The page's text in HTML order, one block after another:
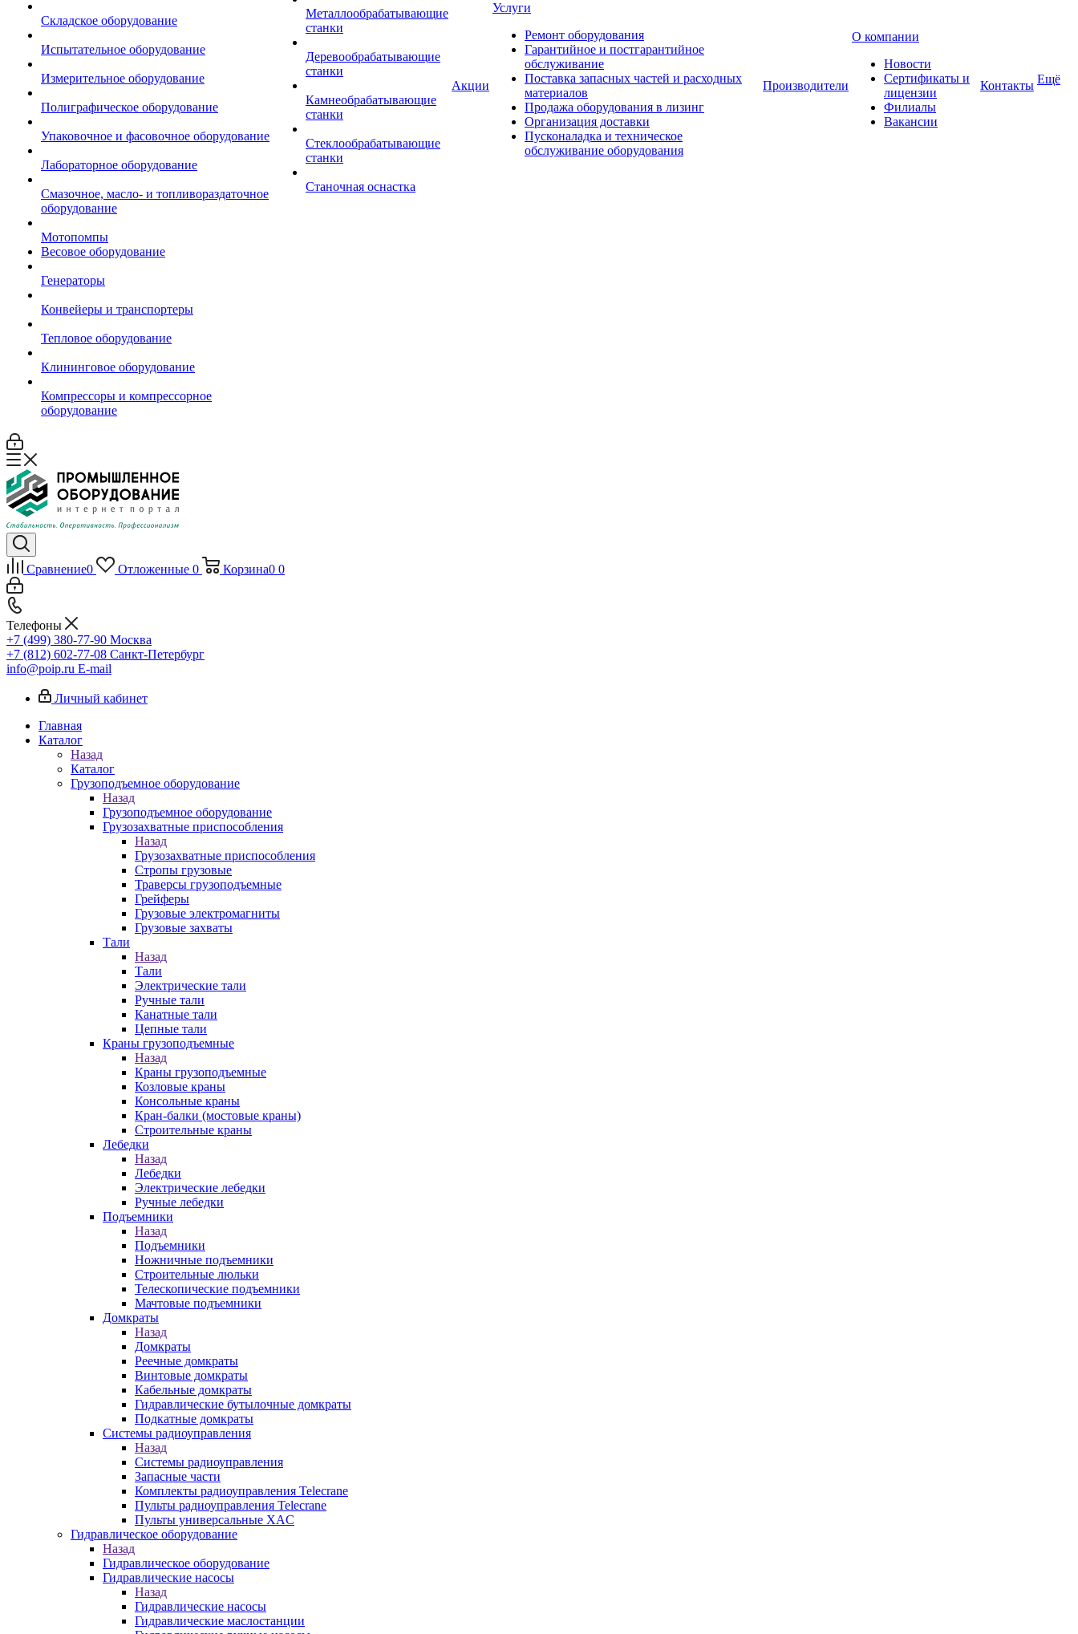
Складское оборудование
Испытательное оборудование
Измерительное оборудование
Полиграфическое оборудование
Упаковочное и фасовочное оборудование
Лабораторное оборудование
Смазочное, масло- и топливораздаточное
оборудование
Мотопомпы
Весовое оборудование
Генераторы
Конвейеры и транспортеры
Тепловое оборудование
Клининговое оборудование
Компрессоры и компрессорное
оборудование
Металлообрабатывающие
станки
Деревообрабатывающие
станки
Камнеобрабатывающие
станки
Стеклообрабатывающие
станки
Станочная оснастка
Акции
Услуги
Ремонт оборудования
Гарантийное и постгарантийное
обслуживание
Поставка запасных частей и расходных
материалов
Продажа оборудования в лизинг
Организация доставки
Пусконаладка и техническое
обслуживание оборудования
Производители
О компании
Новости
Сертификаты и
лицензии
Филиалы
Вакансии
Контакты Ещё
Сравнение0 Отложенные 0 Корзина0 0
Телефоны
+7 (499) 380-77-90 Москва
+7 (812) 602-77-08 Санкт-Петербург
info@poip.ru E-mail
Личный кабинет
Главная
Каталог
Назад
Каталог
Грузоподъемное оборудование
Назад
Грузоподъемное оборудование
Грузозахватные приспособления
Назад
Грузозахватные приспособления
Стропы грузовые
Траверсы грузоподъемные
Грейферы
Грузовые электромагниты
Грузовые захваты
Тали
Назад
Тали
Электрические тали
Ручные тали
Канатные тали
Цепные тали
Краны грузоподъемные
Назад
Краны грузоподъемные
Козловые краны
Консольные краны
Кран-балки (мостовые краны)
Строительные краны
Лебедки
Назад
Лебедки
Электрические лебедки
Ручные лебедки
Подъемники
Назад
Подъемники
Ножничные подъемники
Строительные люльки
Телескопические подъемники
Мачтовые подъемники
Домкраты
Назад
Домкраты
Реечные домкраты
Винтовые домкраты
Кабельные домкраты
Гидравлические бутылочные домкраты
Подкатные домкраты
Системы радиоуправления
Назад
Системы радиоуправления
Запасные части
Комплекты радиоуправления Telecrane
Пульты радиоуправления Telecrane
Пульты универсальные XAC
Гидравлическое оборудование
Назад
Гидравлическое оборудование
Гидравлические насосы
Назад
Гидравлические насосы
Гидравлические маслостанции